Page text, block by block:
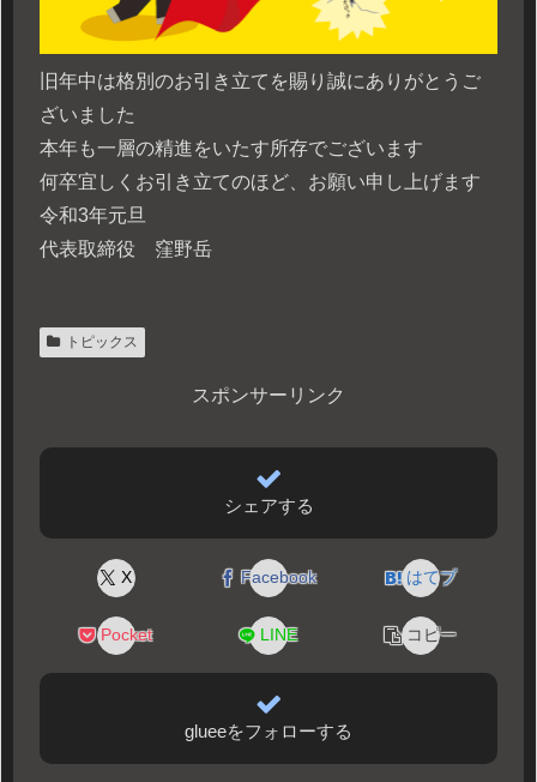
旧年中は格別のお引き立てを賜り誠にありがとうご
ざいました
本年も一層の精進をいたす所存でございます
何卒宜しくお引き立てのほど、お願い申し上げます
令和3年元旦
代表取締役 窪野岳
トピックス
スポンサーリンク
シェアする
X Facebook はてブ
Pocket LINE コピー
glueeをフォローする